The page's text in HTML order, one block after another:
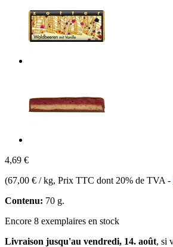
4,69 €
(67,00 € / kg, Prix TTC dont 20% de TVA -
Contenu: 70 g.
Encore 8 exemplaires en stock
Livraison jusqu'au vendredi, 14. août, si